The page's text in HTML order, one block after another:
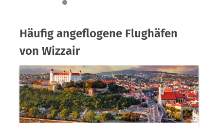
Häufig angeflogene Flughäfen
von Wizzair